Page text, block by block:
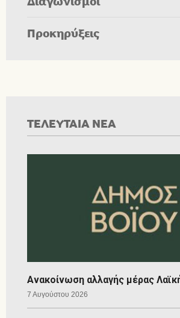
Προκηρύξεις
ΤΕΛΕΥΤΑΙΑ ΝΕΑ
Ανακοίνωση αλλαγής μέρας
7 Αυγούστου 2026